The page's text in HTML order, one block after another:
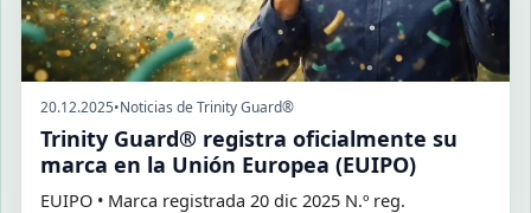
20.12.2025•Noticias de Trinity Guard®
Trinity Guard® registra oficialmente su
marca en la Unión Europea (EUIPO)
EUIPO • Marca registrada 20 dic 2025 N.º reg.